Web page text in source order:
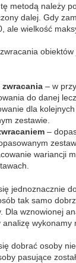
metodą należy
dalej. Gdy
ale wielkość
zwracania– w
do danej
dla
zestawie.
–
wariancji
jednoznacznie
tak samo
Dla wznowionej
wykonamy
dobrać osoby
pasujące